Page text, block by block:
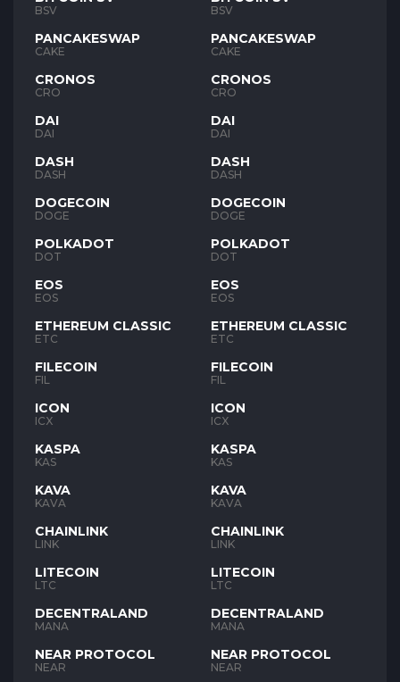
BSV
PANCAKESWAP
CAKE
CRONOS
CRO
DAI
DAI
DASH
DASH
DOGECOIN
DOGE
POLKADOT
DOT
EOS
EOS
ETHEREUM CLASSIC
ETC
FILECOIN
FIL
ICON
ICX
KASPA
KAS
KAVA
KAVA
CHAINLINK
LINK
LITECOIN
LTC
DECENTRALAND
MANA
NEAR PROTOCOL
NEAR
BSV
PANCAKESWAP
CAKE
CRONOS
CRO
DAI
DAI
DASH
DASH
DOGECOIN
DOGE
POLKADOT
DOT
EOS
EOS
ETHEREUM CLASSIC
ETC
FILECOIN
FIL
ICON
ICX
KASPA
KAS
KAVA
KAVA
CHAINLINK
LINK
LITECOIN
LTC
DECENTRALAND
MANA
NEAR PROTOCOL
NEAR